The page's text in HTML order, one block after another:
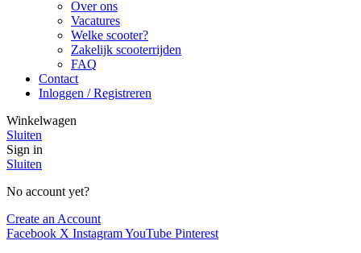
Over ons
Vacatures
Welke scooter?
Zakelijk scooterrijden
FAQ
Contact
Inloggen / Registreren
Winkelwagen
Sluiten
Sign in
Sluiten
No account yet?
Create an Account
Facebook X InstagramYouTube Pinterest